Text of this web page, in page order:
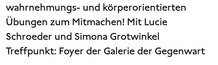
wahrnehmungs- und körperorientierten
Übungen zum Mitmachen! Mit Lucie
Schroeder und Simona Grotwinkel
Treffpunkt: Foyer der Galerie der Gegenwart